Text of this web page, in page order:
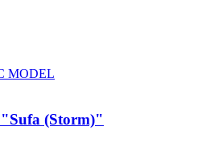
MODEL
(Storm)"